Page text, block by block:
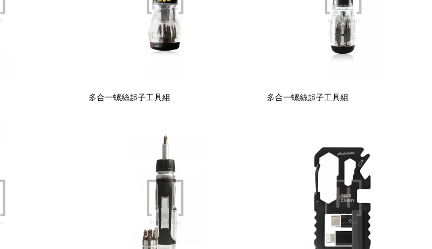
多合一螺絲起子工具組 多合一螺絲起子工具組